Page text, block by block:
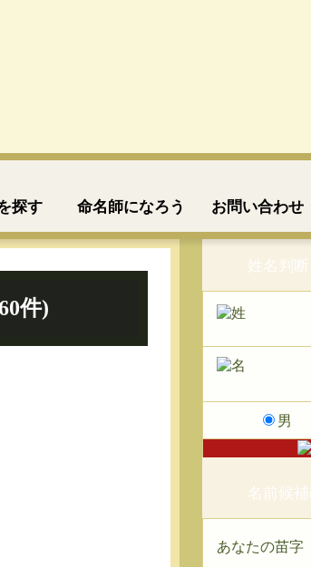
探す 命名師になろう お問い合わせ
件)
姓名判断
男
名前候
あなたの苗字